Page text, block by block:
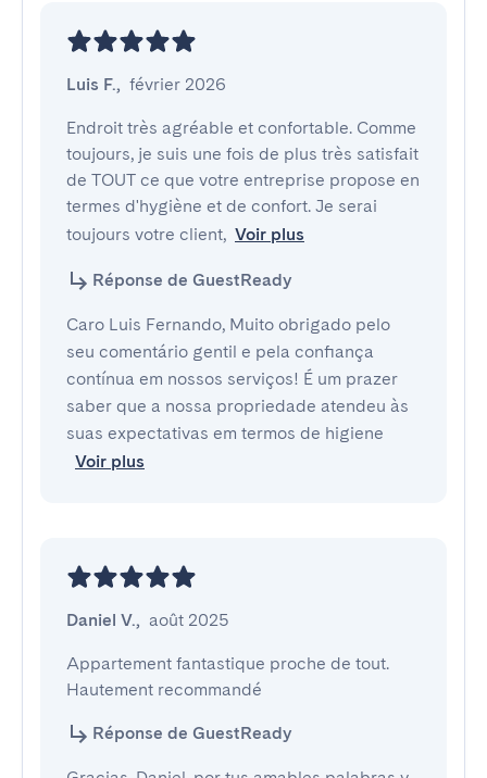
Luis F., février 2026
Endroit très agréable et confortable. Comme
toujours, je suis une fois de plus très satisfait
de TOUT ce que votre entreprise propose en
termes d'hygiène et de confort. Je serai
toujours votre client, Voir plus
Réponse de GuestReady
Caro Luis Fernando, Muito obrigado pelo
seu comentário gentil e pela confiança
contínua em nossos serviços! É um prazer
saber que a nossa propriedade atendeu às
suas expectativas em termos de higiene
Voir plus
Daniel V., août 2025
Appartement fantastique proche de tout.
Hautement recommandé
Réponse de GuestReady